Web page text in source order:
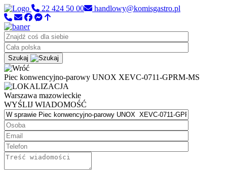
22 424 50 00 handlowy@komisgastro.pl
Szukaj
Piec konwencyjno-parowy UNOX XEVC-0711-GPRM-MS
Warszawa mazowieckie
WYŚLIJ WIADOMOŚĆ